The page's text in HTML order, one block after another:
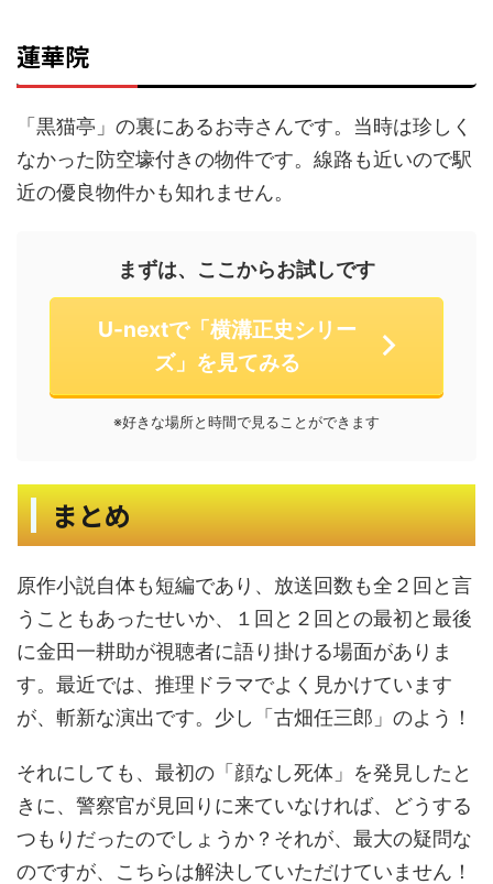
蓮華院
「黒猫亭」の裏にあるお寺さんです。当時は珍しく
なかった防空壕付きの物件です。線路も近いので駅
近の優良物件かも知れません。
まずは、ここからお試しです
U-nextで「横溝正史シリー
ズ」を見てみる
※好きな場所と時間で見ることができます
まとめ
原作小説自体も短編であり、放送回数も全２回と言
うこともあったせいか、１回と２回との最初と最後
に金田一耕助が視聴者に語り掛ける場面がありま
す。最近では、推理ドラマでよく見かけています
が、 斬新な演出です。少し「古畑任三郎」のよう！
それにしても、最初の「顔なし死体」を発見したと
きに、警察官が見回りに来ていなければ、どうする
つもりだったのでしょうか？それが、最大の疑問な
のですが、こちらは解決していただけていません！